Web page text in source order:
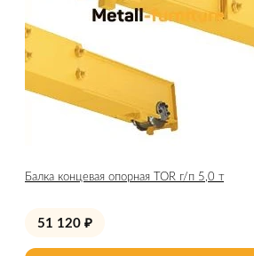
Балка концевая опорная TOR г/п 5,0 т
51 120 ₽